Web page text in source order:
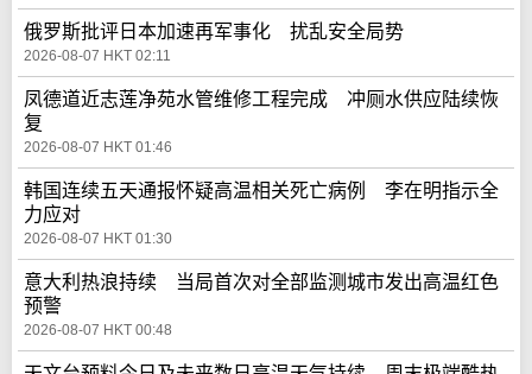
俄罗斯批评日本加速再军事化 扰乱安全局势
2026-08-07 HKT 02:11
凤德道近志莲净苑水管维修工程完成 冲厕水供应陆续恢
复
2026-08-07 HKT 01:46
韩国连续五天通报怀疑高温相关死亡病例 李在明指示全
力应对
2026-08-07 HKT 01:30
意大利热浪持续 当局首次对全部监测城市发出高温红色
预警
2026-08-07 HKT 00:48